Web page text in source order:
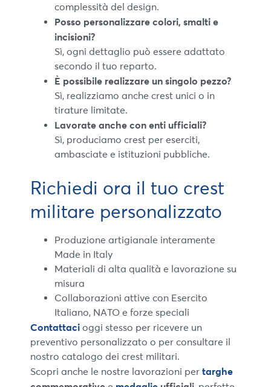
complessità del design.
Posso personalizzare colori, smalti e
incisioni?
Sì, ogni dettaglio può essere adattato
secondo il tuo reparto.
È possibile realizzare un singolo pezzo?
Sì, realizziamo anche crest unici o in
tirature limitate.
Lavorate anche con enti ufficiali?
Sì, produciamo crest per eserciti,
ambasciate e istituzioni pubbliche.
Richiedi ora il tuo crest
militare personalizzato
Produzione artigianale interamente
Made in Italy
Materiali di alta qualità e lavorazione su
misura
Collaborazioni attive con Esercito
Italiano, NATO e forze speciali
Contattaci oggi stesso per ricevere un
preventivo personalizzato o per consultare il
nostro catalogo dei crest militari.
Scopri anche le nostre lavorazioni per targhe